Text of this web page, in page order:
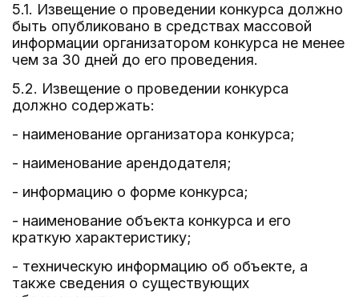
5.1. Извещение о проведении конкурса должно
быть опубликовано в средствах массовой
информации организатором конкурса не менее
чем за 30 дней до его проведения.
5.2. Извещение о проведении конкурса
должно содержать:
- наименование организатора конкурса;
- наименование арендодателя;
- информацию о форме конкурса;
- наименование объекта конкурса и его
краткую характеристику;
- техническую информацию об объекте, а
также сведения о существующих